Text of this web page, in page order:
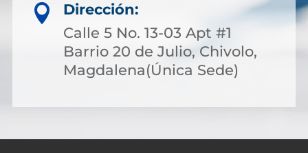

Dirección:
Calle 5 No. 13-03 Apt #1
Barrio 20 de Julio, Chivolo,
Magdalena(Única Sede)